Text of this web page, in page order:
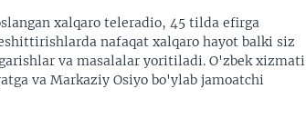
xalqaro teleradio, 45 tilda efirga
nafaqat xalqaro hayot balki siz
va masalalar yoritiladi. O'zbek xizmati
va Markaziy Osiyo bo'ylab jamoatchi